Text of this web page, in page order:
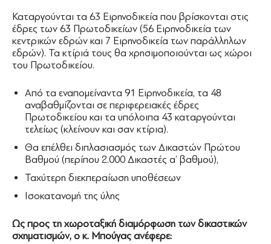
Καταργούνται τα 63 Ειρηνοδικεία που βρίσκονται στις
έδρες των 63 Πρωτοδικείων (56 Ειρηνοδικεία των
κεντρικών εδρών και 7 Ειρηνοδικεία των παράλληλων
εδρών). Τα κτίριά τους θα χρησιμοποιούνται ως χώροι
του Πρωτοδικείου.
Από τα εναπομείναντα 91 Ειρηνοδικεία, τα 48
αναβαθμίζονται σε περιφερειακές έδρες
Πρωτοδικείου και τα υπόλοιπα 43 καταργούνται
τελείως (κλείνουν και σαν κτίρια).
Θα επέλθει διπλασιασμός των Δικαστών Πρώτου
Βαθμού (περίπου 2.000 Δικαστές α’ βαθμού),
Ταχύτερη διεκπεραίωση υποθέσεων
Ισοκατανομή της ύλης
Ως προς τη χωροταξική διαμόρφωση των δικαστικών
σχηματισμών, ο κ. Μπούγας ανέφερε: